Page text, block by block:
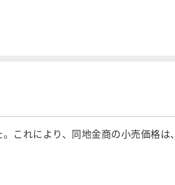
これにより、同地金商の小売価格は